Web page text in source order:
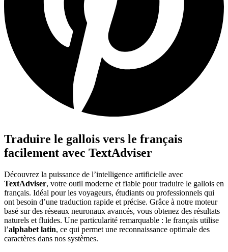
Traduire le gallois vers le français
facilement avec TextAdviser
Découvrez la puissance de l’intelligence artificielle avec
TextAdviser, votre outil moderne et fiable pour traduire le gallois en
français. Idéal pour les voyageurs, étudiants ou professionnels qui
ont besoin d’une traduction rapide et précise. Grâce à notre moteur
basé sur des réseaux neuronaux avancés, vous obtenez des résultats
naturels et fluides. Une particularité remarquable : le français utilise
l’alphabet latin, ce qui permet une reconnaissance optimale des
caractères dans nos systèmes.